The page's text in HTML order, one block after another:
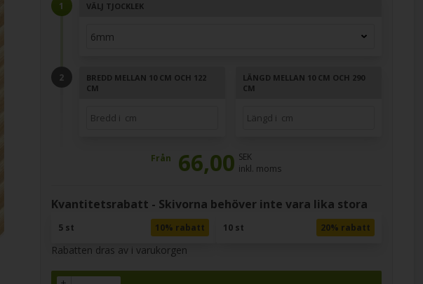
VÄLJ TJOCKLEK
BREDD MELLAN 10 CM OCH 122
CM
LÄNGD MELLAN 10 CM OCH 290
CM
Från 66,00 SEK
inkl. moms
Kvantitetsrabatt - Skivorna behöver inte vara lika stora
5 st 10% rabatt 10 st 20% rabatt
Rabatten dras av i varukorgen